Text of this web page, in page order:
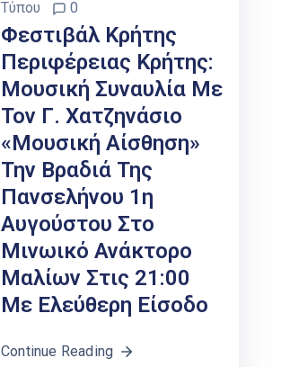
Τύπου
0
Φεστιβάλ Κρήτης
Περιφέρειας Κρήτης:
Μουσική Συναυλία Με
Τον Γ. Χατζηνάσιο
«Μουσική Αίσθηση»
Την Βραδιά Της
Πανσελήνου 1η
Αυγούστου Στο
Μινωικό Ανάκτορο
Μαλίων Στις 21:00
Με Ελεύθερη Είσοδο
Continue Reading